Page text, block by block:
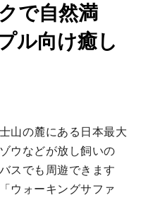
で自然満
ル向け癒し
山の麓にある日本最大
ウなどが放し飼いの
スでも周遊できます
ウォーキングサファ